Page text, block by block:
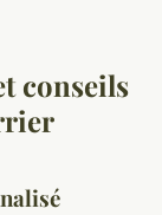
conseils